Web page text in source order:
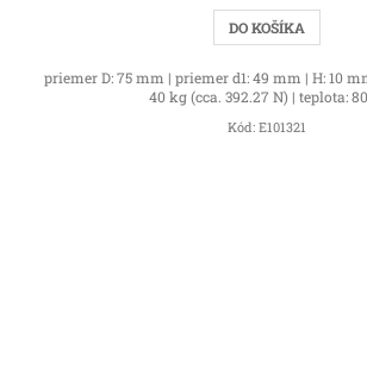
DO KOŠÍKA
priemer D: 75 mm | priemer d1: 49 mm | H: 10
40 kg (cca. 392.27 N) | teplota: 80
Kód: E101321